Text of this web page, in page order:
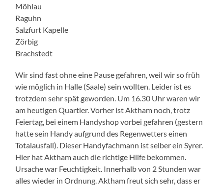
Möhlau
Raguhn
Salzfurt Kapelle
Zörbig
Brachstedt
Wir sind fast ohne eine Pause gefahren, weil wir so früh
wie möglich in Halle (Saale) sein wollten. Leider ist es
trotzdem sehr spät geworden. Um 16.30 Uhr waren wir
am heutigen Quartier. Vorher ist Aktham noch, trotz
Feiertag, bei einem Handyshop vorbei gefahren (gestern
hatte sein Handy aufgrund des Regenwetters einen
Totalausfall). Dieser Handyfachmann ist selber ein Syrer.
Hier hat Aktham auch die richtige Hilfe bekommen.
Ursache war Feuchtigkeit. Innerhalb von 2 Stunden war
alles wieder in Ordnung. Aktham freut sich sehr, dass er